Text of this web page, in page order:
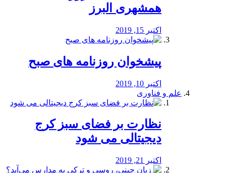
همشهری البرز
اکتبر 15, 2019
پیشخوان روزنامه های صبح
اکتبر 10, 2019
علم و فناوری
نظارت بر فضای سبز کرج
دیجیتالی می شود
اکتبر 21, 2019